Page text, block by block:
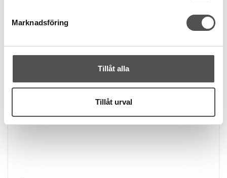
Marknadsföring
Tillåt alla
Tillåt urval